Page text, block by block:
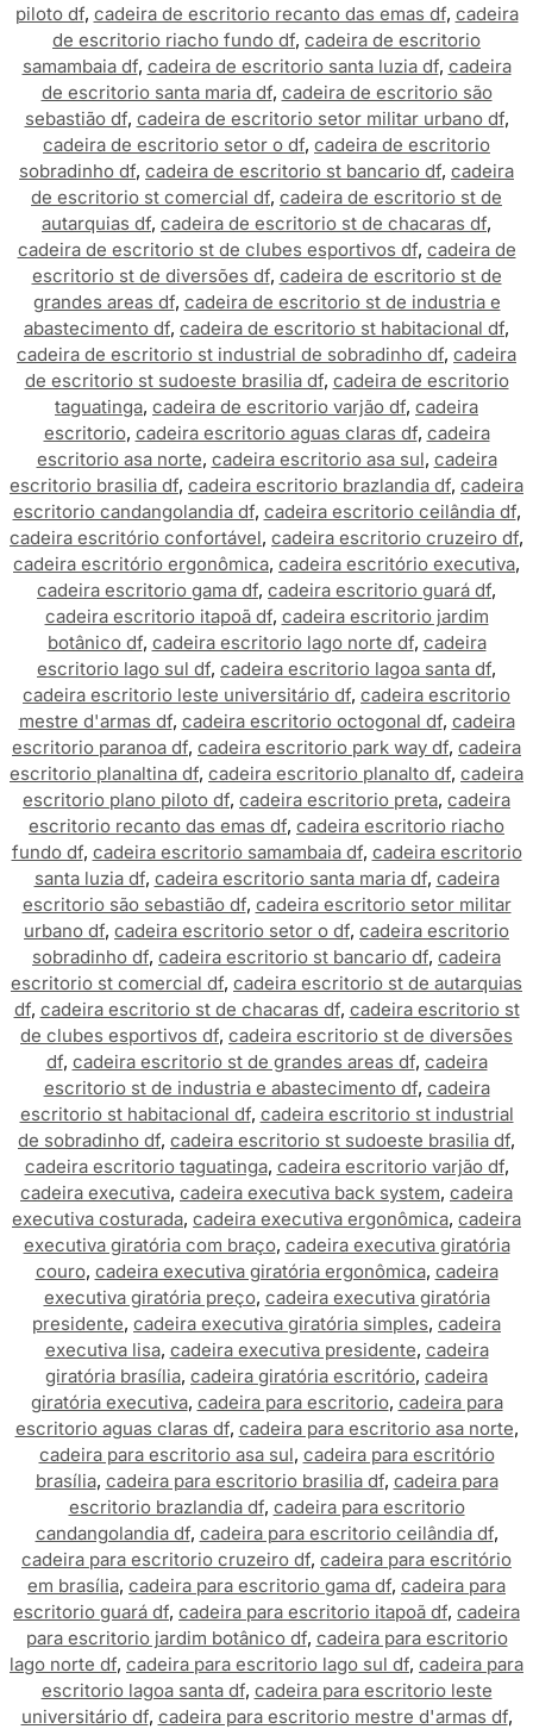
piloto df, cadeira de escritorio recanto das emas df, cadeira
de escritorio riacho fundo df, cadeira de escritorio
samambaia df, cadeira de escritorio santa luzia df, cadeira
de escritorio santa maria df, cadeira de escritorio são
sebastião df, cadeira de escritorio setor militar urbano df,
cadeira de escritorio setor o df, cadeira de escritorio
sobradinho df, cadeira de escritorio st bancario df, cadeira
de escritorio st comercial df, cadeira de escritorio st de
autarquias df, cadeira de escritorio st de chacaras df,
cadeira de escritorio st de clubes esportivos df, cadeira de
escritorio st de diversões df, cadeira de escritorio st de
grandes areas df, cadeira de escritorio st de industria e
abastecimento df, cadeira de escritorio st habitacional df,
cadeira de escritorio st industrial de sobradinho df, cadeira
de escritorio st sudoeste brasilia df, cadeira de escritorio
taguatinga, cadeira de escritorio varjão df, cadeira
escritorio, cadeira escritorio aguas claras df, cadeira
escritorio asa norte, cadeira escritorio asa sul, cadeira
escritorio brasilia df, cadeira escritorio brazlandia df, cadeira
escritorio candangolandia df, cadeira escritorio ceilândia df,
cadeira escritório confortável, cadeira escritorio cruzeiro df,
cadeira escritório ergonômica, cadeira escritório executiva,
cadeira escritorio gama df, cadeira escritorio guará df,
cadeira escritorio itapoã df, cadeira escritorio jardim
botânico df, cadeira escritorio lago norte df, cadeira
escritorio lago sul df, cadeira escritorio lagoa santa df,
cadeira escritorio leste universitário df, cadeira escritorio
mestre d'armas df, cadeira escritorio octogonal df, cadeira
escritorio paranoa df, cadeira escritorio park way df, cadeira
escritorio planaltina df, cadeira escritorio planalto df, cadeira
escritorio plano piloto df, cadeira escritorio preta, cadeira
escritorio recanto das emas df, cadeira escritorio riacho
fundo df, cadeira escritorio samambaia df, cadeira escritorio
santa luzia df, cadeira escritorio santa maria df, cadeira
escritorio são sebastião df, cadeira escritorio setor militar
urbano df, cadeira escritorio setor o df, cadeira escritorio
sobradinho df, cadeira escritorio st bancario df, cadeira
escritorio st comercial df, cadeira escritorio st de autarquias
df, cadeira escritorio st de chacaras df, cadeira escritorio st
de clubes esportivos df, cadeira escritorio st de diversões
df, cadeira escritorio st de grandes areas df, cadeira
escritorio st de industria e abastecimento df, cadeira
escritorio st habitacional df, cadeira escritorio st industrial
de sobradinho df, cadeira escritorio st sudoeste brasilia df,
cadeira escritorio taguatinga, cadeira escritorio varjão df,
cadeira executiva, cadeira executiva back system, cadeira
executiva costurada, cadeira executiva ergonômica, cadeira
executiva giratória com braço, cadeira executiva giratória
couro, cadeira executiva giratória ergonômica, cadeira
executiva giratória preço, cadeira executiva giratória
presidente, cadeira executiva giratória simples, cadeira
executiva lisa, cadeira executiva presidente, cadeira
giratória brasília, cadeira giratória escritório, cadeira
giratória executiva, cadeira para escritorio, cadeira para
escritorio aguas claras df, cadeira para escritorio asa norte,
cadeira para escritorio asa sul, cadeira para escritório
brasília, cadeira para escritorio brasilia df, cadeira para
escritorio brazlandia df, cadeira para escritorio
candangolandia df, cadeira para escritorio ceilândia df,
cadeira para escritorio cruzeiro df, cadeira para escritório
em brasília, cadeira para escritorio gama df, cadeira para
escritorio guará df, cadeira para escritorio itapoã df, cadeira
para escritorio jardim botânico df, cadeira para escritorio
lago norte df, cadeira para escritorio lago sul df, cadeira para
escritorio lagoa santa df, cadeira para escritorio leste
universitário df, cadeira para escritorio mestre d'armas df,